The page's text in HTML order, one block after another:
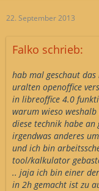
22. September 2013
Falko schrieb:
hab mal geschaut
uralten openoffice
in libreoffice 4.0
warum wieso
diese technik habe
irgendwas anderes
und ich bin
tool/kalkulator
.. jaja ich bin einer
in 2h gemacht ist zu